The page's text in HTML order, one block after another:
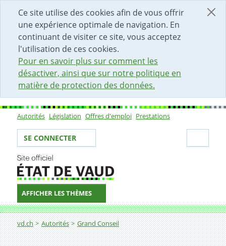
Ce site utilise des cookies afin de vous offrir
une expérience optimale de navigation. En
continuant de visiter ce site, vous acceptez
l'utilisation de ces cookies.
Pour en savoir plus sur comment les
désactiver, ainsi que sur notre politique en
matière de protection des données.
DÉBUT DU CONTENU DE LA PAGE
ACCÈS AU CHAMP DE RECHERCHE
PAGE D'ACCUEIL
FORMULAIRE DE CONTACT
Sous-navigation
Autorités Législation Offres d'emploi Prestations
Votre identité
SE CONNECTER
AFFICHER LES THÈMES
Fil d'Ariane
vd.ch Autorités Grand Conseil